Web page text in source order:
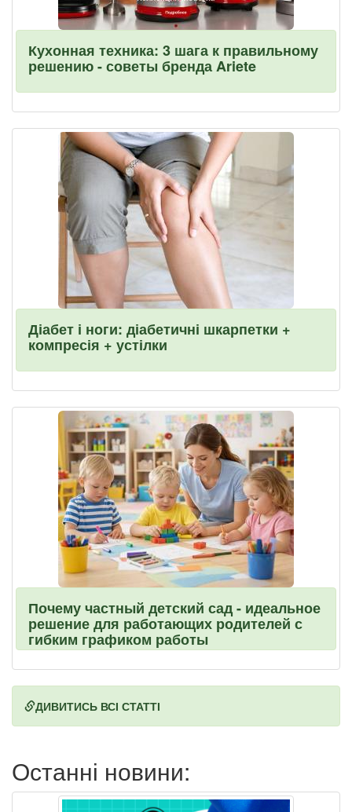
Кухонная техника: 3 шага к правильному
решению - советы бренда Ariete
Діабет і ноги: діабетичні шкарпетки +
компресія + устілки
Почему частный детский сад - идеальное
решение для работающих родителей с
гибким графиком работы
ДИВИТИСЬ ВСІ СТАТТІ
Останні новини: